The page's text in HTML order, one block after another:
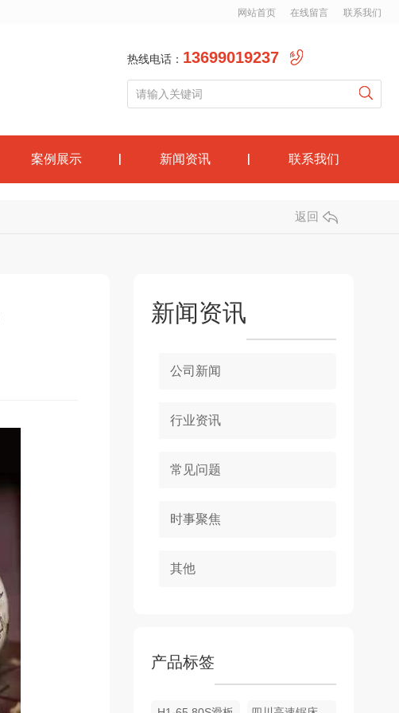
网站首页 在线留言 联系我们
热线电话： 13699019237
案例展示 新闻资讯 联系我们
返回
新闻资讯
公司新闻
行业资讯
常见问题
时事聚焦
其他
产品标签